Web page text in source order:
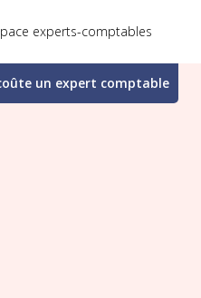
experts-comptables
un expert comptable